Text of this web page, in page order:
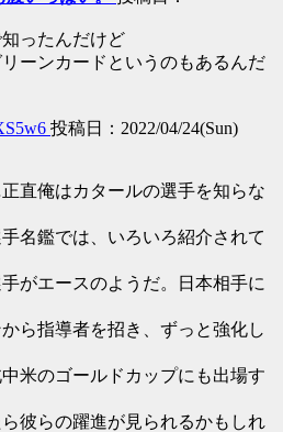
ったんだけど
ーンカードというのもあるんだ
投稿日：2022/04/24(Sun)
直俺はカタールの選手を知らな
名鑑では、いろいろ紹介されて
がエースのようだ。日本相手に
ら指導者を招き、ずっと強化し
米のゴールドカップにも出場す
彼らの躍進が見られるかもしれ